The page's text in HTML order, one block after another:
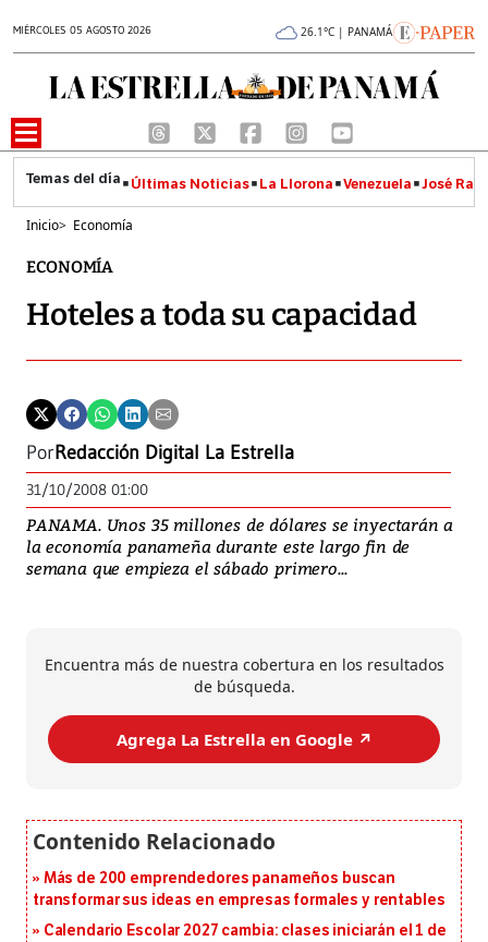
MIÉRCOLES 05 AGOSTO 2026 26.1°C | PANAMÁ
Últimas Noticias La Llorona Venezuela José
Inicio> Economía
ECONOMÍA
Hoteles a toda su capacidad
PorRedacción Digital La Estrella
31/10/2008 01:00
PANAMA. Unos 35 millones de dólares se inyectarán a
la economía panameña durante este largo fin de
semana que empieza el sábado primero...
Encuentra más de nuestra cobertura en los resultados
de búsqueda.
Agrega La Estrella en Google ↗️
Más de 200 emprendedores panameños buscan
transformar sus ideas en empresas formales y rentables
Calendario Escolar 2027 cambia: clases iniciarán el 1 de